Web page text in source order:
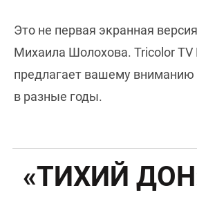
Это не первая экранная
Михаила Шолохова. Tricolor TV
предлагает вашему вниманию
в разные годы.
«ТИХИЙ